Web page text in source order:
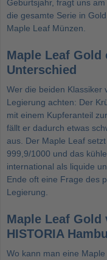
Geburtsjahr, fragt uns
die gesamte Serie in
Maple Leaf Münzen
Maple Leaf
Unterschied
Wer die beiden Klassiker
Legierung achten: Der
mit einem Kupferanteil
fällt er dadurch etwas
aus. Der Maple Leaf
999,9/1000 und das
international als liquide
Ende oft eine Frage des
Legierung.
Maple Leaf Gold
HISTORIA
Wo kann man eine